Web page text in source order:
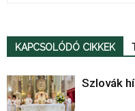
KAPCSOLÓDÓ CIKKEK
Szlovák